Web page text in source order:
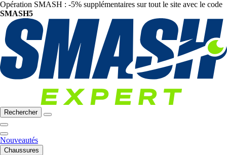
Opération SMASH : -5% supplémentaires sur tout le site avec le code
SMASH5
Rechercher
Nouveautés
Chaussures